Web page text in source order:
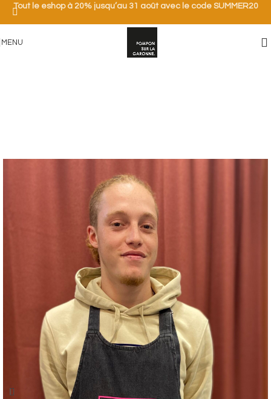
Tout le eshop à 20% jusqu’au 31 août avec le code SUMMER20
MENU